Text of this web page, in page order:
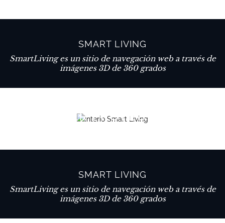
SMART LIVING
SmartLiving es un sitio de navegación web a través de
imágenes 3D de 360 grados
VER PROYECTO
SMART LIVING
SmartLiving es un sitio de navegación web a través de
imágenes 3D de 360 grados